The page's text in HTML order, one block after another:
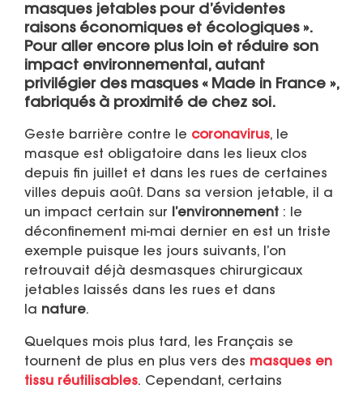
masques jetables pour d’évidentes
raisons économiques et écologiques ».
Pour aller encore plus loin et réduire son
impact environnemental, autant
privilégier des masques « Made in France »,
fabriqués à proximité de chez soi.
Geste barrière contre le coronavirus, le
masque est obligatoire dans les lieux clos
depuis fin juillet et dans les rues de certaines
villes depuis août. Dans sa version jetable, il a
un impact certain sur
l’environnement : le
déconfinement mi-mai dernier en est un triste
exemple puisque les jours suivants, l’on
retrouvait déjà desmasques chirurgicaux
jetables laissés dans les rues et dans
la nature.
Quelques mois plus tard, les Français se
tournent de plus en plus vers des masques en
tissu réutilisables. Cependant, certains